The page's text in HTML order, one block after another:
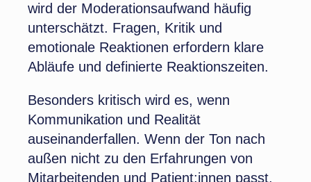
wird der Moderationsaufwand häufig
unterschätzt. Fragen, Kritik und
emotionale Reaktionen erfordern klare
Abläufe und definierte Reaktionszeiten.
Besonders kritisch wird es, wenn
Kommunikation und Realität
auseinanderfallen. Wenn der Ton nach
außen nicht zu den Erfahrungen von
Mitarbeitenden und Patient:innen passt,